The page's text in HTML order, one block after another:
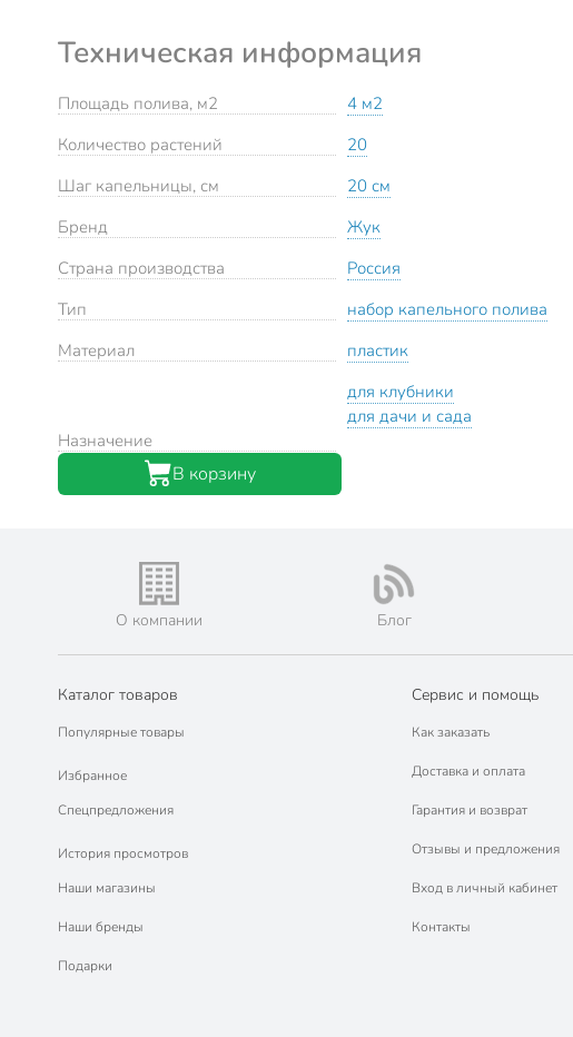
Техническая информация
Площадь полива, м2
4 м2
Количество растений
20
Шаг капельницы, см
20 см
Бренд
Жук
Страна производства
Россия
Тип
набор капельного полива
Материал
пластик
Назначение
для клубники
для дачи и сада
В корзину
О компании Блог
Каталог товаров
Популярные товары
Избранное
Спецпредложения
История просмотров
Наши магазины
Наши бренды
Подарки
Сервис и помощь
Как заказать
Доставка и оплата
Гарантия и возврат
Отзывы и предложения
Вход в личный кабинет
Контакты